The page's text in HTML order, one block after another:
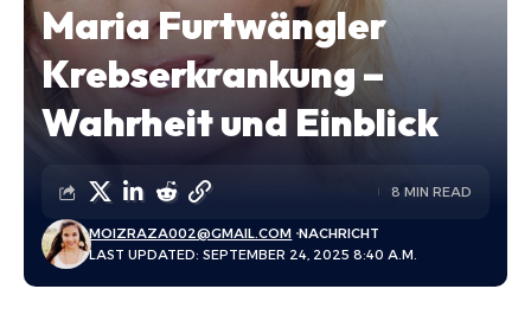
Maria Furtwängler
Krebserkrankung –
Wahrheit und Einblick
LAST UPDATED: SEPTEMBER 24, 2025 8:40 A.M.
MOIZRAZA002@GMAIL.COM NACHRICHT
8 MIN READ